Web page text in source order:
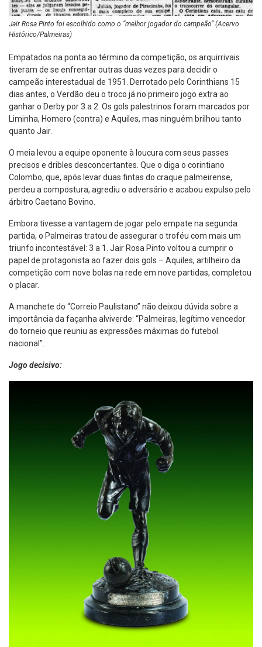
Jair Rosa Pinto foi escolhido como o “melhor jogador do campeão” (Acervo
Histórico/Palmeiras)
Empatados na ponta ao término da competição, os arquirrivais
tiveram de se enfrentar outras duas vezes para decidir o
campeão interestadual de 1951. Derrotado pelo Corinthians 15
dias antes, o Verdão deu o troco já no primeiro jogo extra ao
ganhar o Derby por 3 a 2. Os gols palestrinos foram marcados por
Liminha, Homero (contra) e Aquiles, mas ninguém brilhou tanto
quanto Jair.
O meia levou a equipe oponente à loucura com seus passes
precisos e dribles desconcertantes. Que o diga o corintiano
Colombo, que, após levar duas fintas do craque palmeirense,
perdeu a compostura, agrediu o adversário e acabou expulso pelo
árbitro Caetano Bovino.
Embora tivesse a vantagem de jogar pelo empate na segunda
partida, o Palmeiras tratou de assegurar o troféu com mais um
triunfo incontestável: 3 a 1. Jair Rosa Pinto voltou a cumprir o
papel de protagonista ao fazer dois gols – Aquiles, artilheiro da
competição com nove bolas na rede em nove partidas, completou
o placar.
A manchete do “Correio Paulistano” não deixou dúvida sobre a
importância da façanha alviverde: “Palmeiras, legítimo vencedor
do torneio que reuniu as expressões máximas do futebol
nacional”.
Jogo decisivo: